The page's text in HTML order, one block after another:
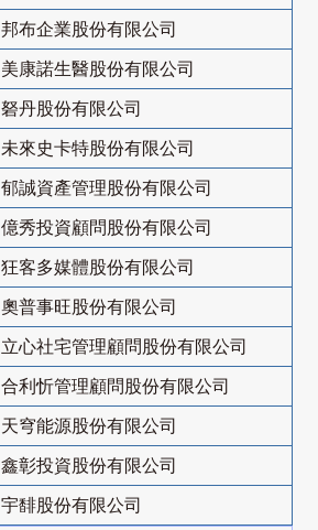
邦布企業股份有限公司
美康諾生醫股份有限公司
砮丹股份有限公司
未來史卡特股份有限公司
郁誠資產管理股份有限公司
億秀投資顧問股份有限公司
狂客多媒體股份有限公司
奧普事旺股份有限公司
立心社宅管理顧問股份有限公司
合利忻管理顧問股份有限公司
天穹能源股份有限公司
鑫彰投資股份有限公司
宇馡股份有限公司